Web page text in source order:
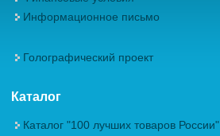
Информационное письмо
Голографический проект
Каталог
Каталог "100 лучших товаров России"